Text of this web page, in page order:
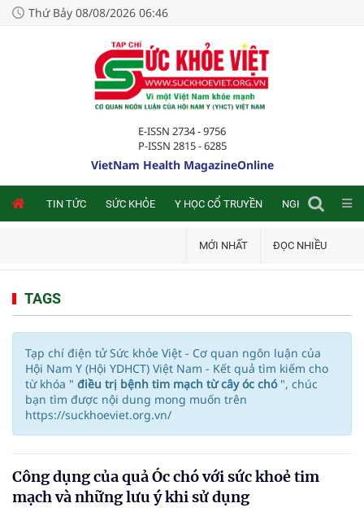
Thứ Bảy 08/08/2026 06:46
E-ISSN 2734 - 9756
P-ISSN 2815 - 6285
VietNam Health MagazineOnline
TIN TỨC SỨC KHỎE Y HỌC CỔ TRUYỀN NGHIÊN CỨU
MỚI NHẤT ĐỌC NHIỀU
TAGS
Tạp chí điện tử Sức khỏe Việt - Cơ quan ngôn luận của
Hội Nam Y (Hội YDHCT) Việt Nam - Kết quả tìm kiếm cho
từ khóa " điều trị bệnh tim mạch từ cây óc chó ", chúc
bạn tìm được nội dung mong muốn trên
https://suckhoeviet.org.vn/
Công dụng của quả Óc chó với sức khoẻ tim
mạch và những lưu ý khi sử dụng